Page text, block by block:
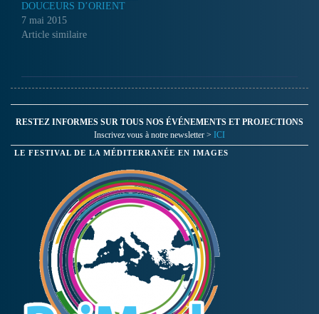
DOUCEURS D’ORIENT
7 mai 2015
Article similaire
RESTEZ INFORMES SUR TOUS NOS ÉVÉNEMENTS ET PROJECTIONS
Inscrivez vous à notre newsletter > ICI
LE FESTIVAL DE LA MÉDITERRANÉE EN IMAGES